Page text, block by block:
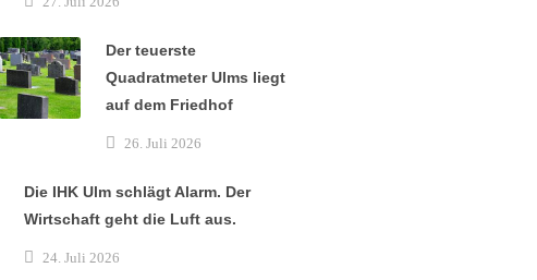
Der teuerste
Quadratmeter Ulms liegt
auf dem Friedhof
26. Juli 2026
Die IHK Ulm schlägt Alarm. Der
Wirtschaft geht die Luft aus.
24. Juli 2026